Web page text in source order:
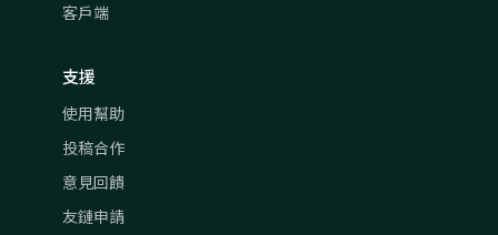
客戶端
支援
使用幫助
投稿合作
意見回饋
友鏈申請